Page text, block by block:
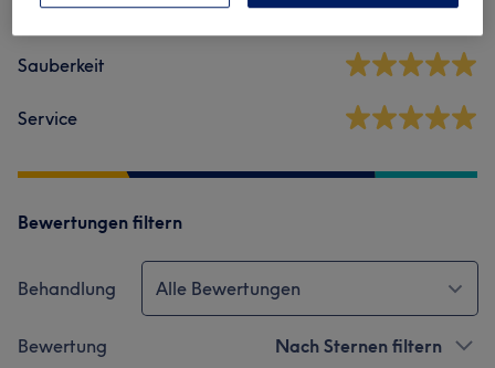
Ambiente
Sauberkeit
Service
Bewertungen filtern
Behandlung Alle Bewertungen
Bewertung Nach Sternen filtern